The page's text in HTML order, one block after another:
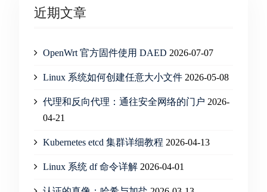
近期文章
OpenWrt 官方固件使用 DAED 2026-07-07
Linux 系统如何创建任意大小文件 2026-05-08
代理和反向代理：通往安全网络的门户 2026-
04-21
Kubernetes etcd 集群详细教程 2026-04-13
Linux 系统 df 命令详解 2026-04-01